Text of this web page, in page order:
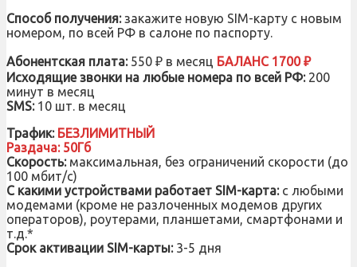
Способ получения:закажите новую SIM-карту с новым
номером, по всей РФ в салоне по паспорту.
Абонентская плата:550 ₽ в месяц БАЛАНС 1700 ₽
Исходящие звонки на любые номера по всей РФ:200
минут в месяц
SMS:10 шт. в месяц
Трафик: БЕЗЛИМИТНЫЙ
Раздача: 50Гб
Скорость:максимальная, без ограничений скорости (до
100 мбит/с)
С какими устройствами работает SIM-карта:с любыми
модемами (кроме не разлоченных модемов других
операторов), роутерами, планшетами, смартфонами и
т.д.*
Срок активации SIM-карты: 3-5 дня